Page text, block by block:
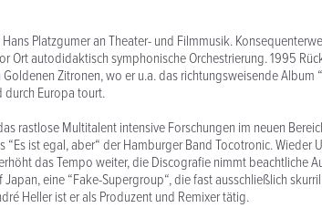
Platzgumer an Theater- und Filmmusik.
Ort autodidaktisch symphonische Orchestrierung. 1995
Zitronen, wo er u.a. das richtungsweisende Album
durch Europa tourt.
rastlose Multitalent intensive Forschungen im neuen
“Es ist egal, aber“ der Hamburger Band Tocotronic. Wieder
das Tempo weiter, die Discografie nimmt beachtliche
eine “Fake-Supergroup“, die fast ausschließlich
Heller ist er als Produzent und Remixer tätig.